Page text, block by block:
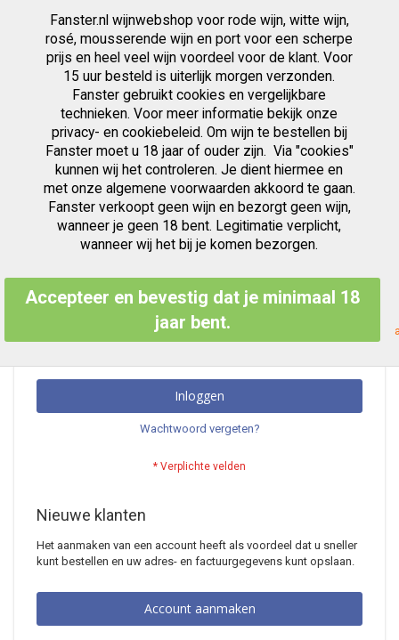
Fanster.nl wijnwebshop voor rode wijn, witte wijn,
rosé, mousserende wijn en port voor een scherpe
prijs en heel veel wijn voordeel voor de klant. Voor
15 uur besteld is uiterlijk morgen verzonden.
Fanster gebruikt cookies en vergelijkbare
technieken. Voor meer informatie bekijk onze
privacy- en cookiebeleid. Om wijn te bestellen bij
Fanster moet u 18 jaar of ouder zijn. Via "cookies"
kunnen wij het controleren. Je dient hiermee en
met onze algemene voorwaarden akkoord te gaan.
Fanster verkoopt geen wijn en bezorgt geen wijn,
wanneer je geen 18 bent. Legitimatie verplicht,
wanneer wij het bij je komen bezorgen.
Accepteer en bevestig dat je minimaal 18
jaar bent.
Zoek
inhoud
Klant Login
Geregistreerde Klanten
Als u een account hebt, meld u dan aan met uw e-mailadres.
E-mailadres
Inloggen
Wachtwoord vergeten?
Nieuwe klanten
Het aanmaken van een account heeft als voordeel dat u sneller
kunt bestellen en uw adres- en factuurgegevens kunt opslaan.
Account aanmaken